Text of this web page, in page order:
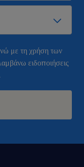
με τη χρήση των
ειδοποιήσεις